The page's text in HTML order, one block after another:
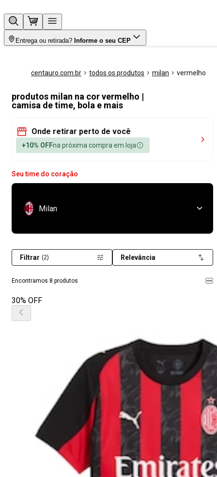
Entrega ou retirada? Informe o seu CEP
centauro.com.br todos os produtos milan vermelho
produtos milan na cor vermelho |
camisa de time, bola e mais
Onde retirar perto de você
+10% OFFna próxima compra em loja
Seu time do coração
Milan
Encontramos 8 produtos
Filtrar (2) Relevância
30% OFF